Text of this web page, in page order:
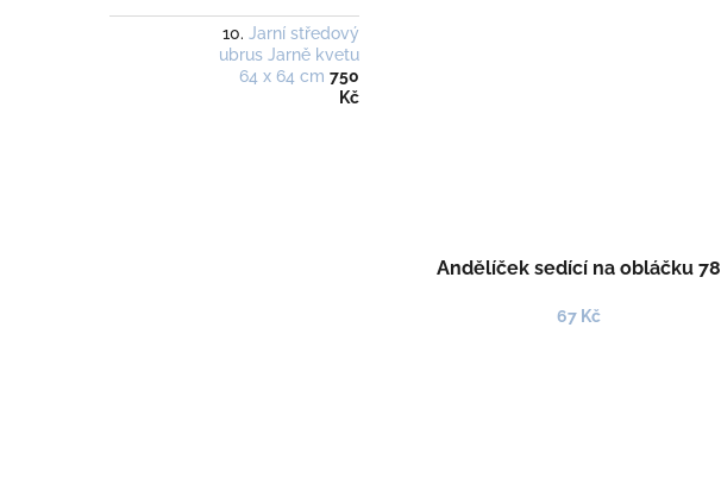
Jarní středový
ubrus Jarně kvetu
64 x 64 cm 750
Kč
Andělíček sedící na obláčku 78
67 Kč